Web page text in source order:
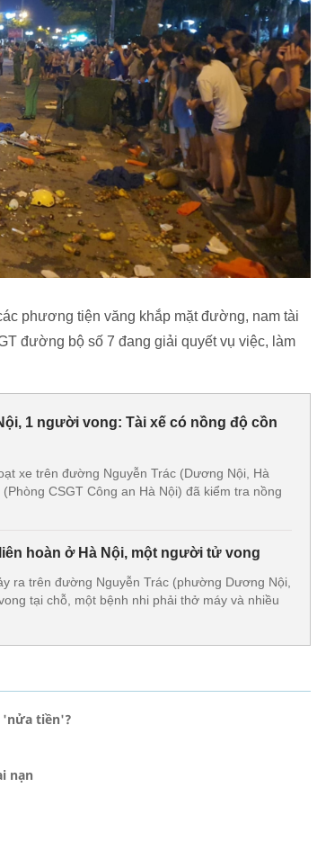
phương tiện văng khắp mặt đường, nam tài
đường bộ số 7 đang giải quyết vụ việc, làm
1 người vong: Tài xế có nồng độ cồn
xe trên đường Nguyễn Trác (Dương Nội, Hà
CSGT Công an Hà Nội) đã kiểm tra nồng
hoàn ở Hà Nội, một người tử vong
ra trên đường Nguyễn Trác (phường Dương Nội,
tại chỗ, một bệnh nhi phải thở máy và nhiều
'nửa tiền'?
nạn